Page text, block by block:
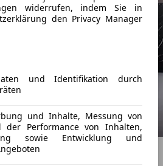
widerrufen, indem Sie in
den Privacy Manager
und Identifikation durch
und Inhalte, Messung von
der Performance von Inhalten,
sowie Entwicklung und
Flaggschiff greift BMW X7 und